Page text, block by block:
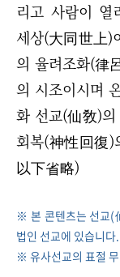
리고 사람이 열
세상(大同世上)
의 율려조화(律
의 시조이시며
화 선교(仙敎)
회복(神性回復)
以下省略)
※ 본 콘텐츠는 선교(
법인 선교에 있습니다.
※ 유사선교의 표절